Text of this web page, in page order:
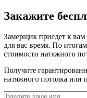
Закажите
Замерщик приедет к вам
для вас время. По
стоимости натяжного
Получите
натяжного потолка или